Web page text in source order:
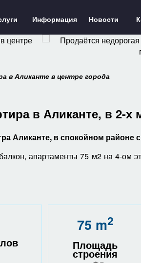
Информация Новости
в Аликанте в центре города
в Аликанте, в 2-х
Аликанте, в спокойном районе
апартаменты 75 м2 на 4-ом
75 m2
Площадь
строения